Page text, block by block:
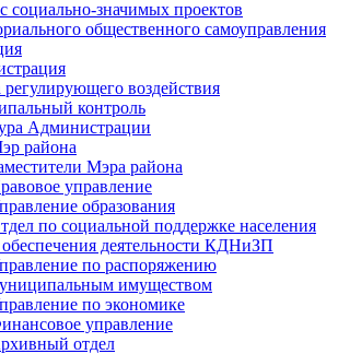
социально-значимых проектов
общественного самоуправления
воздействия
контроль
Администрации
района
Мэра района
управление
образования
по социальной поддержке населения
деятельности КДНиЗП
по распоряжению
имуществом
по экономике
управление
отдел